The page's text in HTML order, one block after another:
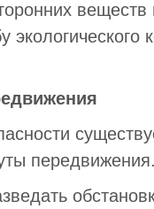
веществ
экологического